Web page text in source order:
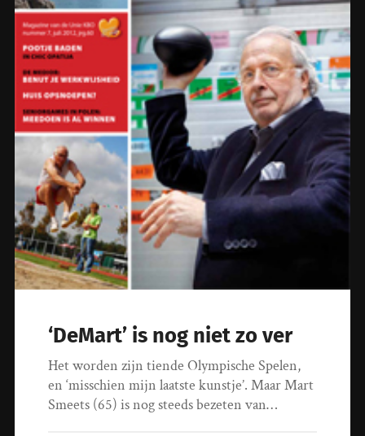
‘DeMart’ is nog niet zo ver
Het worden zijn tiende Olympische Spelen,
en ‘misschien mijn laatste kunstje’. Maar Mart
Smeets (65) is nog steeds bezeten van…